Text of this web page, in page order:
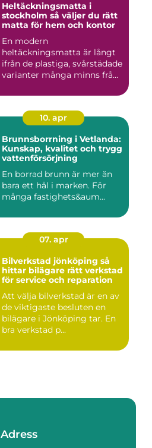
Heltäckningsmatta i
stockholm så väljer du rätt
matta för hem och kontor
En modern
heltäckningsmatta är långt
ifrån de plastiga, svårstädade
varianter många minns från
10. apr
Brunnsborrning i Vetlanda:
Kunskap, kvalitet och trygg
vattenförsörjning
En borrad brunn är mer än
bara ett hål i marken. För
många fastighets&aum...
07. apr
Bilverkstad jönköping så
hittar bilägare rätt verkstad
för service och reparation
Att välja bilverkstad är en av
de viktigaste besluten en
bilägare i Jönköping tar. En
bra verkstad p...
Adress